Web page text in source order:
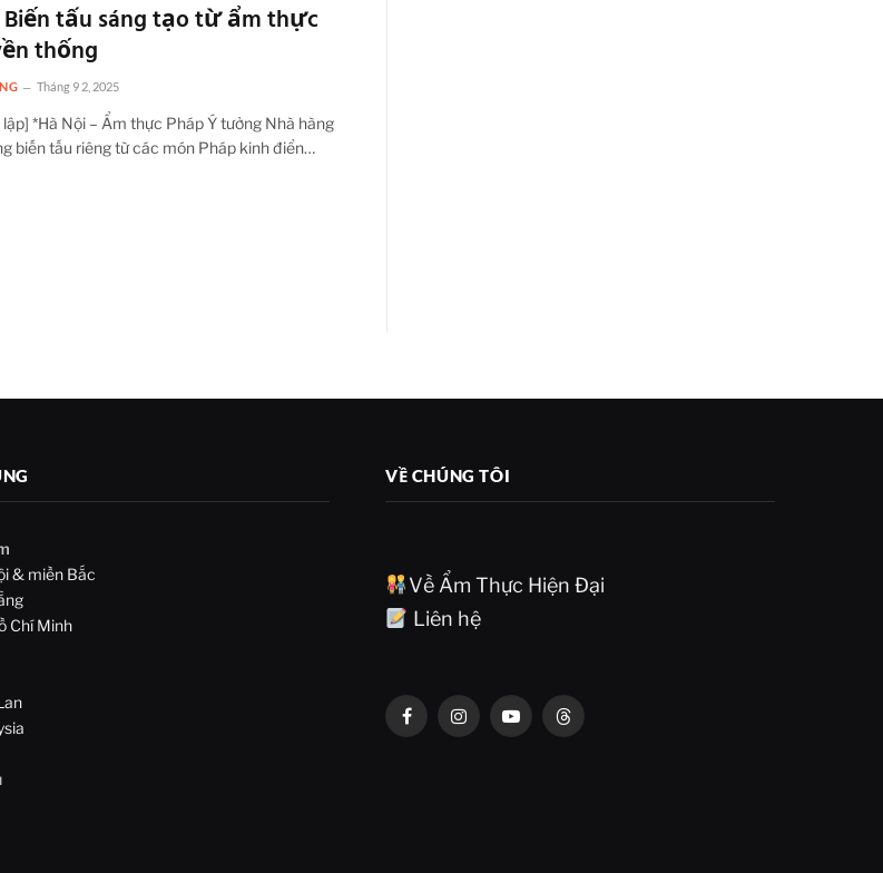
Biến tấu sáng tạo từ ẩm thực
thống
Tháng 9 2, 2025
*Hà Nội – Ẩm thực Pháp Ý tưởng Nhà hàng
biến tấu riêng từ các món Pháp kinh điển…
& miền Bắc
Chí Minh
VỀ CHÚNG TÔI
Về Ẩm Thực Hiện Đại
Liên hệ
FacebookInstagramYouTubeThreads